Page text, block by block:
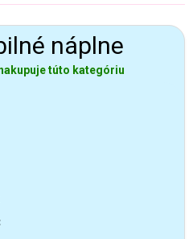
náplne
túto kategóriu